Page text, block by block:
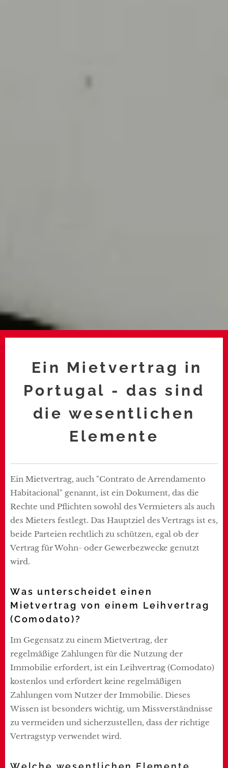
Ein Mietvertrag in
Portugal - das sind
die wesentlichen
Elemente
Ein Mietvertrag, auch "Contrato de Arrendamento
Habitacional" genannt, ist ein Dokument, das die
Rechte und Pflichten sowohl des Vermieters als auch
des Mieters festlegt. Das Hauptziel des Vertrags ist es,
beide Parteien rechtlich zu schützen, egal ob der
Vertrag für Wohn- oder Gewerbezwecke genutzt
wird.
Was unterscheidet einen
Mietvertrag von einem Leihvertrag
(Comodato)?
Im Gegensatz zu einem Mietvertrag, der
regelmäßige Zahlungen für die Nutzung der
Immobilie erfordert, ist ein Leihvertrag (Comodato)
kostenlos und erfordert keine regelmäßigen
Zahlungen vom Nutzer der Immobilie. Dieses
Wissen ist besonders wichtig, um Missverständnisse
zu vermeiden und sicherzustellen, dass der richtige
Vertragstyp verwendet wird.